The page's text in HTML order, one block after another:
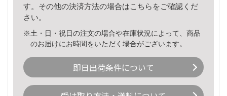
す。その他の決済方法の場合はこちら をご確認くだ
さい。
※土・日・祝日の注文の場合や在庫状況によって、商品
のお届けにお時間をいただく場合がございます。
即日出荷条件について